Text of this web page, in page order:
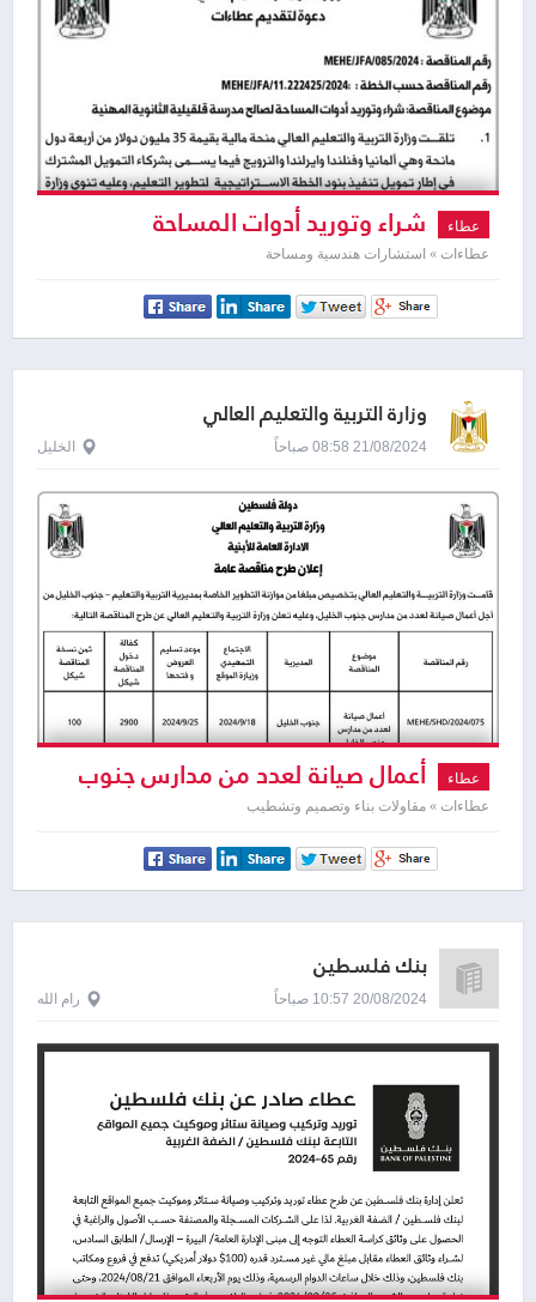
عطاء شراء وتوريد أدوات المساحة
عطاءات » استشارات هندسية ومساحة
وزارة التربية والتعليم العالي
21/08/2024 08:58 صباحاً الخليل
عطاء أعمال صيانة لعدد من مدارس جنوب
الخليل
عطاءات » مقاولات بناء وتصميم وتشطيب
بنك فلسطين
20/08/2024 10:57 صباحاً رام الله